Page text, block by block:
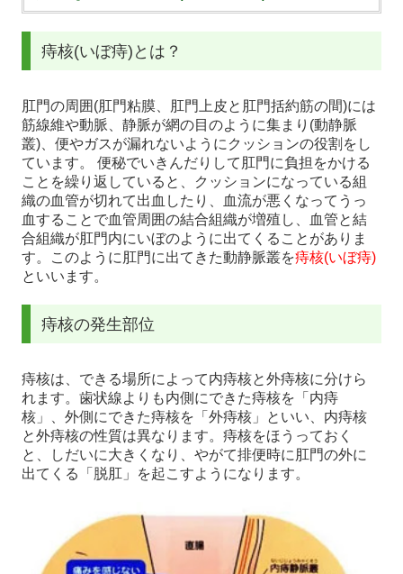
痔核(いぼ痔)とは？
肛門の周囲(肛門粘膜、肛門上皮と肛門括約筋の間)には
筋線維や動脈、静脈が網の目のように集まり(動静脈
叢)、便やガスが漏れないようにクッションの役割をし
ています。 便秘でいきんだりして肛門に負担をかける
ことを繰り返していると、クッションになっている組
織の血管が切れて出血したり、血流が悪くなってうっ
血することで血管周囲の結合組織が増殖し、血管と結
合組織が肛門内にいぼのように出てくることがありま
す。このように肛門に出てきた動静脈叢を痔核(いぼ痔)
といいます。
痔核の発生部位
痔核は、できる場所によって内痔核と外痔核に分けら
れます。歯状線よりも内側にできた痔核を「内痔
核」、外側にできた痔核を「外痔核」といい、内痔核
と外痔核の性質は異なります。痔核をほうっておく
と、しだいに大きくなり、やがて排便時に肛門の外に
出てくる「脱肛」を起こすようになります。